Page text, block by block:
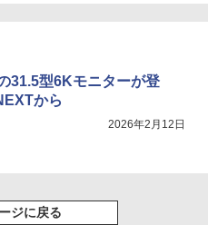
31.5型6Kモニターが登
から
2026年2月12日
ジに戻る